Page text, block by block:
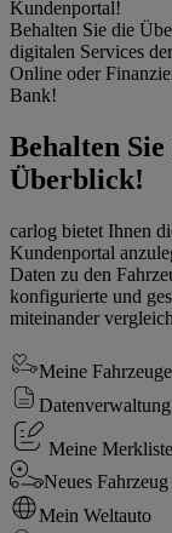
Kundenportal!
Behalten Sie die
digitalen Services
Online oder
Bank!
Behalten
Überblick!
carlog bietet Ihnen
Kundenportal
Daten zu den
konfigurierte und
miteinander
Meine Fahrzeuge
Datenverwaltung
Meine Merkliste
Neues
Mein Weltauto